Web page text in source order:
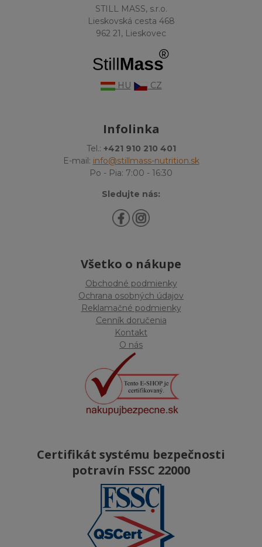
STILL MASS, s.r.o.
Lieskovská cesta 468
962 21, Lieskovec
HU CZ
Infolinka
Tel.: +421 910 210 401
E-mail: info@stillmass-nutrition.sk
Po - Pia: 7:00 - 16:30
Sledujte nás:
Všetko o nákupe
Obchodné podmienky
Ochrana osobných údajov
Reklamačné podmienky
Cenník doručenia
Kontakt
O nás
Certifikát systému bezpečnosti
potravín FSSC 22000